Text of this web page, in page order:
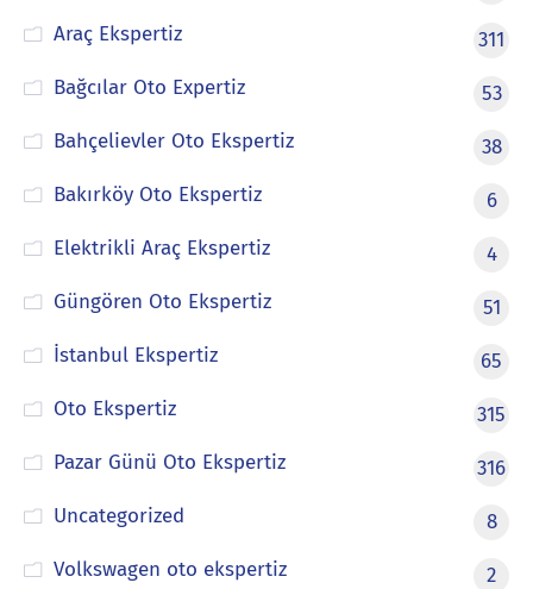
Araç Ekspertiz
311
Bağcılar Oto Expertiz
53
Bahçelievler Oto Ekspertiz
38
Bakırköy Oto Ekspertiz
6
Elektrikli Araç Ekspertiz
4
Güngören Oto Ekspertiz
51
İstanbul Ekspertiz
65
Oto Ekspertiz
315
Pazar Günü Oto Ekspertiz
316
Uncategorized
8
Volkswagen oto ekspertiz
2